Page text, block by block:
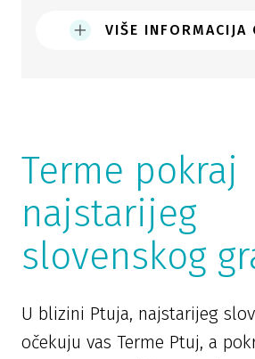
VIŠE INFORMACIJA
Terme pokraj
najstarijeg
slovenskog
U blizini Ptuja, najstarijeg
očekuju vas Terme Ptuj, a